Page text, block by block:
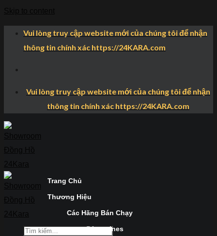
Vui lòng truy cập website mới của chúng tôi để nhận
thông tin chính xác https://24KARA.com
Vui lòng truy cập website mới của chúng tôi để nhận
thông tin chính xác https://24KARA.com
Trang Chủ
Thương Hiệu
Các Hãng Bán Chạy
Longines